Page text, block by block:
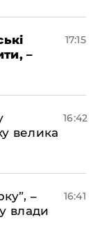
–
17:15
велика
16:42
–
влади
16:41